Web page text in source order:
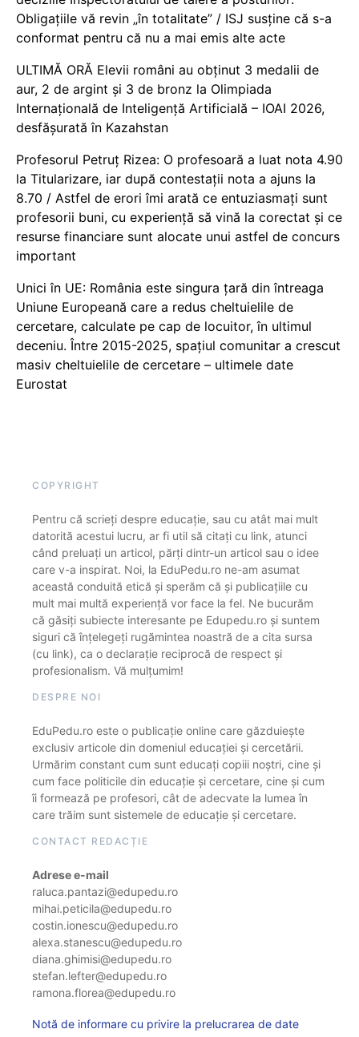
Obligațiile vă revin „în totalitate” / ISJ susține că s-a
conformat pentru că nu a mai emis alte acte
ULTIMĂ ORĂ Elevii români au obținut 3 medalii de
aur, 2 de argint și 3 de bronz la Olimpiada
Internațională de Inteligență Artificială – IOAI 2026,
desfășurată în Kazahstan
Profesorul Petruț Rizea: O profesoară a luat nota 4.90
la Titularizare, iar după contestații nota a ajuns la
8.70 / Astfel de erori îmi arată ce entuziasmați sunt
profesorii buni, cu experiență să vină la corectat și ce
resurse financiare sunt alocate unui astfel de concurs
important
Unici în UE: România este singura țară din întreaga
Uniune Europeană care a redus cheltuielile de
cercetare, calculate pe cap de locuitor, în ultimul
deceniu. Între 2015-2025, spațiul comunitar a crescut
masiv cheltuielile de cercetare – ultimele date
Eurostat
COPYRIGHT
Pentru că scrieți despre educație, sau cu atât mai mult
datorită acestui lucru, ar fi util să citați cu link, atunci
când preluați un articol, părți dintr-un articol sau o idee
care v-a inspirat. Noi, la EduPedu.ro ne-am asumat
această conduită etică și sperăm că și publicațiile cu
mult mai multă experiență vor face la fel. Ne bucurăm
că găsiți subiecte interesante pe Edupedu.ro și suntem
siguri că înțelegeți rugămintea noastră de a cita sursa
(cu link), ca o declarație reciprocă de respect și
profesionalism. Vă mulțumim!
DESPRE NOI
EduPedu.ro este o publicație online care găzduiește
exclusiv articole din domeniul educației și cercetării.
Urmărim constant cum sunt educați copiii noștri, cine și
cum face politicile din educație și cercetare, cine și cum
îi formează pe profesori, cât de adecvate la lumea în
care trăim sunt sistemele de educație și cercetare.
CONTACT REDACȚIE
Adrese e-mail
raluca.pantazi@edupedu.ro
mihai.peticila@edupedu.ro
costin.ionescu@edupedu.ro
alexa.stanescu@edupedu.ro
diana.ghimisi@edupedu.ro
stefan.lefter@edupedu.ro
ramona.florea@edupedu.ro
Notă de informare cu privire la prelucrarea de date